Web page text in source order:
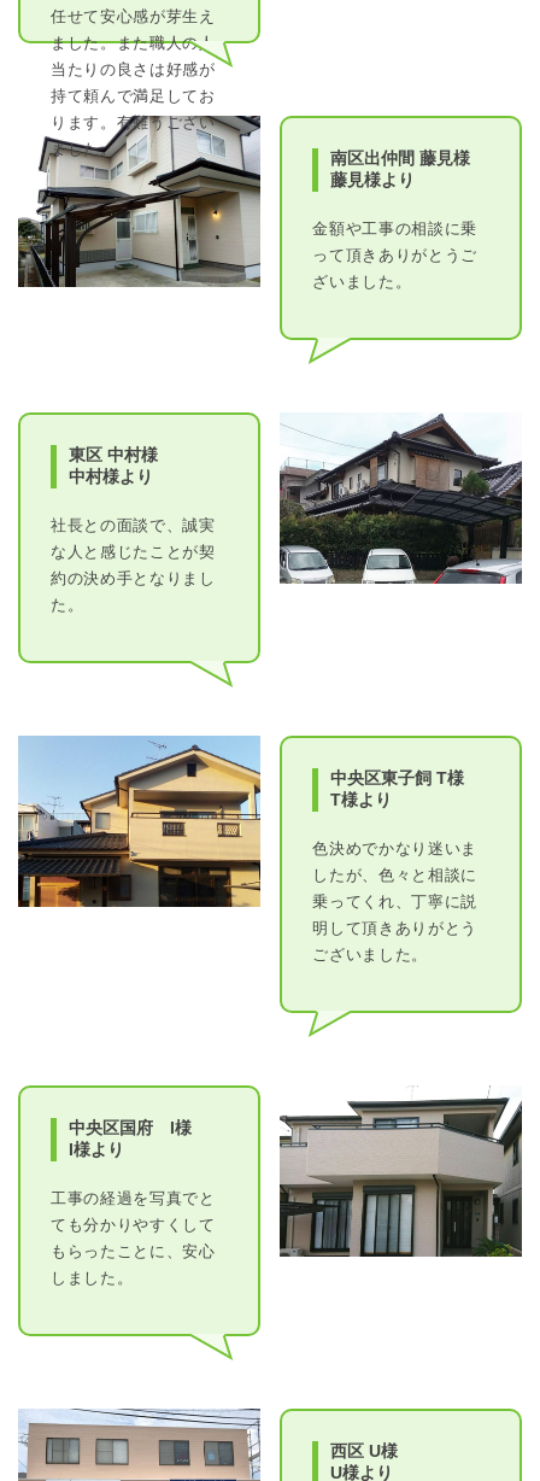
任せて安心感が芽生え
ました。また職人の人
当たりの良さは好感が
持て頼んで満足してお
ります。有難うござい
ました。
南区出仲間 藤見様
藤見様より
金額や工事の相談に乗
って頂きありがとうご
ざいました。
東区 中村様
中村様より
社長との面談で、誠実
な人と感じたことが契
約の決め手となりまし
た。
中央区東子飼 T様
T様より
色決めでかなり迷いま
したが、色々と相談に
乗ってくれ、丁寧に説
明して頂きありがとう
ございました。
中央区国府 I様
I様より
工事の経過を写真でと
ても分かりやすくして
もらったことに、安心
しました。
西区 U様
U様より